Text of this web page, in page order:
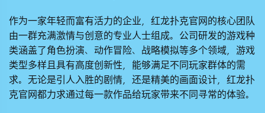
作为一家年轻而富有活力的企业， 红龙扑克官网 的核心团队
由一群充满激情与创意的专业人士组成。公司研发的游戏种
类涵盖了角色扮演、动作冒险、战略模拟等多个领域，游戏
类型多样且具有高度创新性，能够满足不同玩家群体的需
求。无论是引人入胜的剧情，还是精美的画面设计， 红龙扑
克官网都力求通过每一款作品给玩家带来不同寻常的体验。